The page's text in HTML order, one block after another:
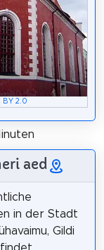
BY 2.0
aed
in der Stadt
Gildi